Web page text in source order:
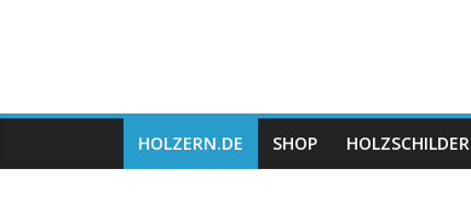
HOLZERN.DE SHOP HOLZSCHILDER